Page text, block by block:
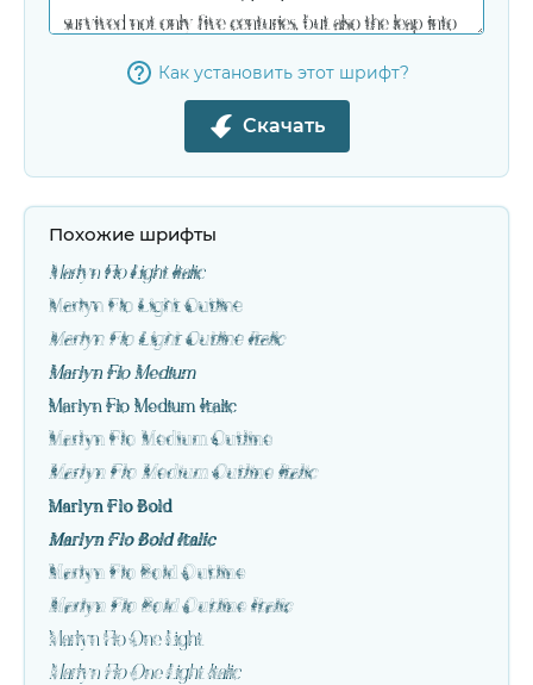
Как установить этот шрифт?
Скачать
Похожие шрифты
Marlyn Flo Light Italic
Marlyn Flo Light Outline
Marlyn Flo Light Outline Italic
Marlyn Flo Medium
Marlyn Flo Medium Italic
Marlyn Flo Medium Outline
Marlyn Flo Medium Outline Italic
Marlyn Flo Bold
Marlyn Flo Bold Italic
Marlyn Flo Bold Outline
Marlyn Flo Bold Outline Italic
Marlyn Flo One Light
Marlyn Flo One Light Italic